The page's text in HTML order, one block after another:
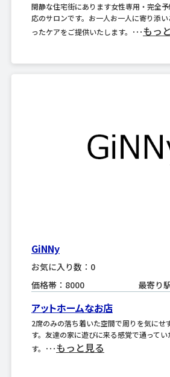
閑静な住宅街にあります女性専用・完全
応のサロンです。お一人お一人に寄り添
ったケアをご提供いたします。･･･もっ
GiNNy
お気に入り数：0
価格帯：8000
最寄り
アットホームなお店
2席のみの落ち着いた空間で周りを気にせ
す。友達の家に遊びに来る感覚で通って
す。･･･もっと見る